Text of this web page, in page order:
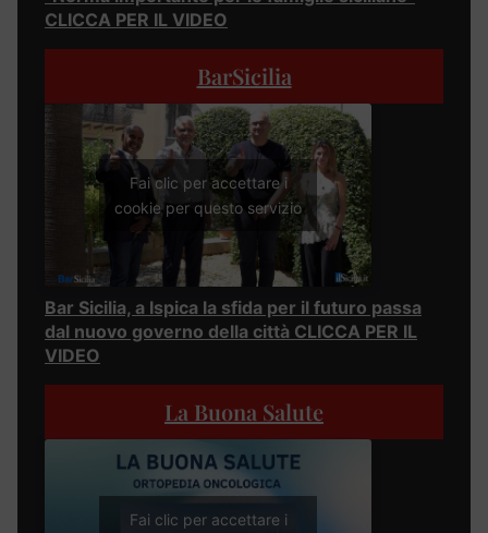
CLICCA PER IL VIDEO
BarSicilia
Fai clic per accettare i
cookie per questo servizio
Bar Sicilia, a Ispica la sfida per il futuro passa
dal nuovo governo della città CLICCA PER IL
VIDEO
La Buona Salute
Fai clic per accettare i